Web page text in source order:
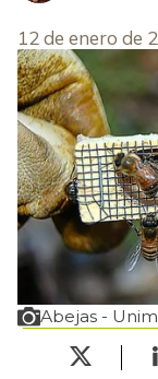
12 de enero de
Abejas -